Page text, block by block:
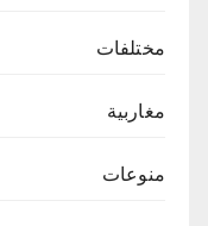
مختلفات
مغاربية
منوعات